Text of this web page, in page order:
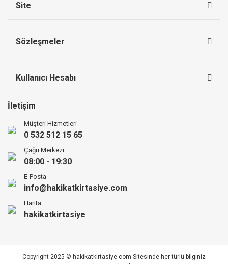
Site
Sözleşmeler
Kullanıcı Hesabı
İletişim
Müşteri Hizmetleri
0 532 512 15 65
Çağrı Merkezi
08:00 - 19:30
E-Posta
info@hakikatkirtasiye.com
Harita
hakikatkirtasiye
Copyright 2025 © hakikatkirtasiye.com Sitesinde her türlü bilginiz